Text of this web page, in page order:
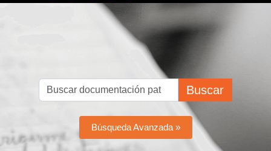
Buscar
Búsqueda Avanzada »